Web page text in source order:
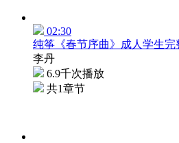
02:30
纯筝《春节序曲》成人学生完
李丹
6.9千次播放
共1章节